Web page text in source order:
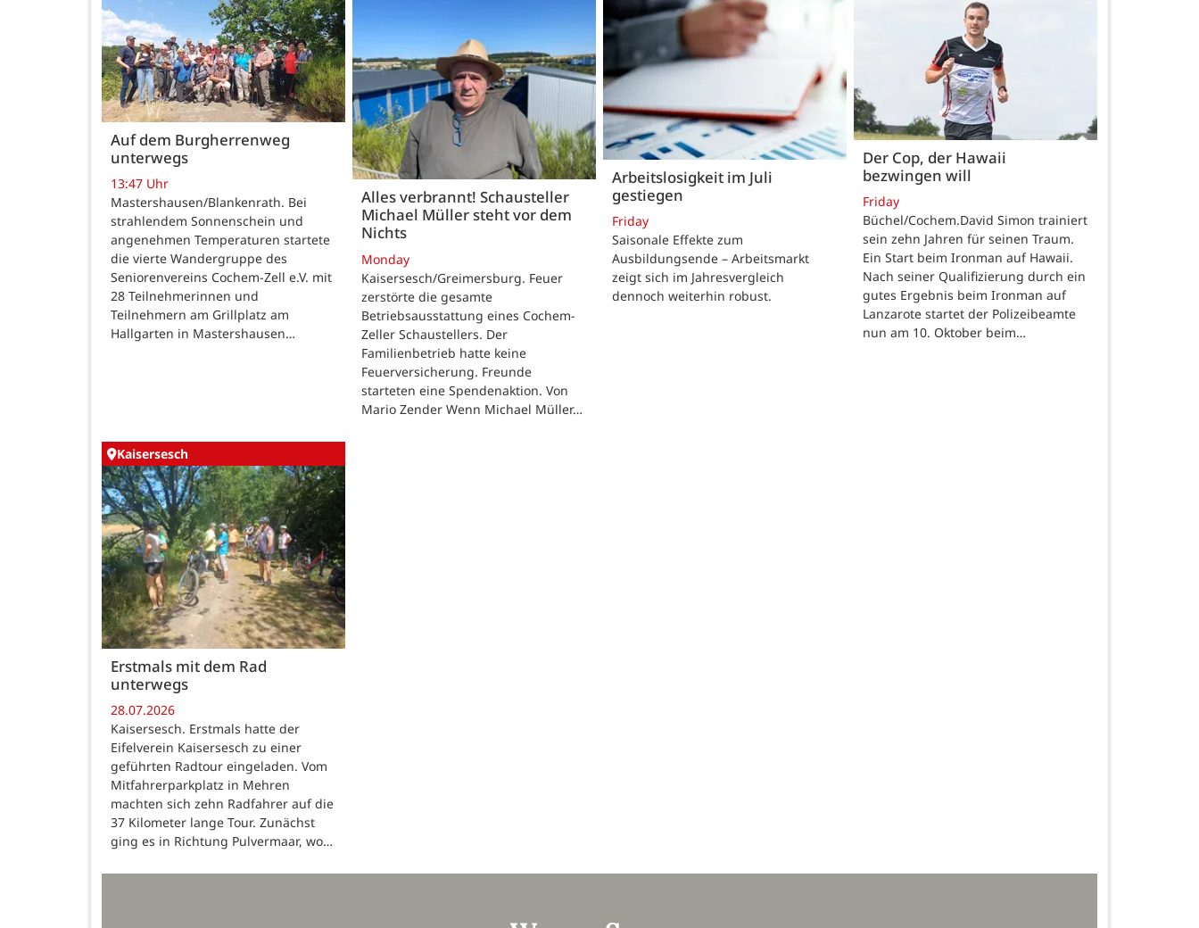
Auf dem Burgherrenweg
unterwegs
13:47 Uhr
Mastershausen/Blankenrath. Bei
strahlendem Sonnenschein und
angenehmen Temperaturen startete
die vierte Wandergruppe des
Seniorenvereins Cochem-Zell e.V. mit
28 Teilnehmerinnen und
Teilnehmern am Grillplatz am
Hallgarten in Mastershausen…
Alles verbrannt! Schausteller
Michael Müller steht vor dem
Nichts
Monday
Kaisersesch/Greimersburg. Feuer
zerstörte die gesamte
Betriebsausstattung eines Cochem-
Zeller Schaustellers. Der
Familienbetrieb hatte keine
Feuerversicherung. Freunde
starteten eine Spendenaktion. Von
Mario Zender Wenn Michael Müller…
Arbeitslosigkeit im Juli
gestiegen
Friday
Saisonale Effekte zum
Ausbildungsende – Arbeitsmarkt
zeigt sich im Jahresvergleich
dennoch weiterhin robust.
Der Cop, der Hawaii
bezwingen will
Friday
Büchel/Cochem.David Simon trainiert
sein zehn Jahren für seinen Traum.
Ein Start beim Ironman auf Hawaii.
Nach seiner Qualifizierung durch ein
gutes Ergebnis beim Ironman auf
Lanzarote startet der Polizeibeamte
nun am 10. Oktober beim…
Kaisersesch
Erstmals mit dem Rad
unterwegs
28.07.2026
Kaisersesch. Erstmals hatte der
Eifelverein Kaisersesch zu einer
geführten Radtour eingeladen. Vom
Mitfahrerparkplatz in Mehren
machten sich zehn Radfahrer auf die
37 Kilometer lange Tour. Zunächst
ging es in Richtung Pulvermaar, wo…